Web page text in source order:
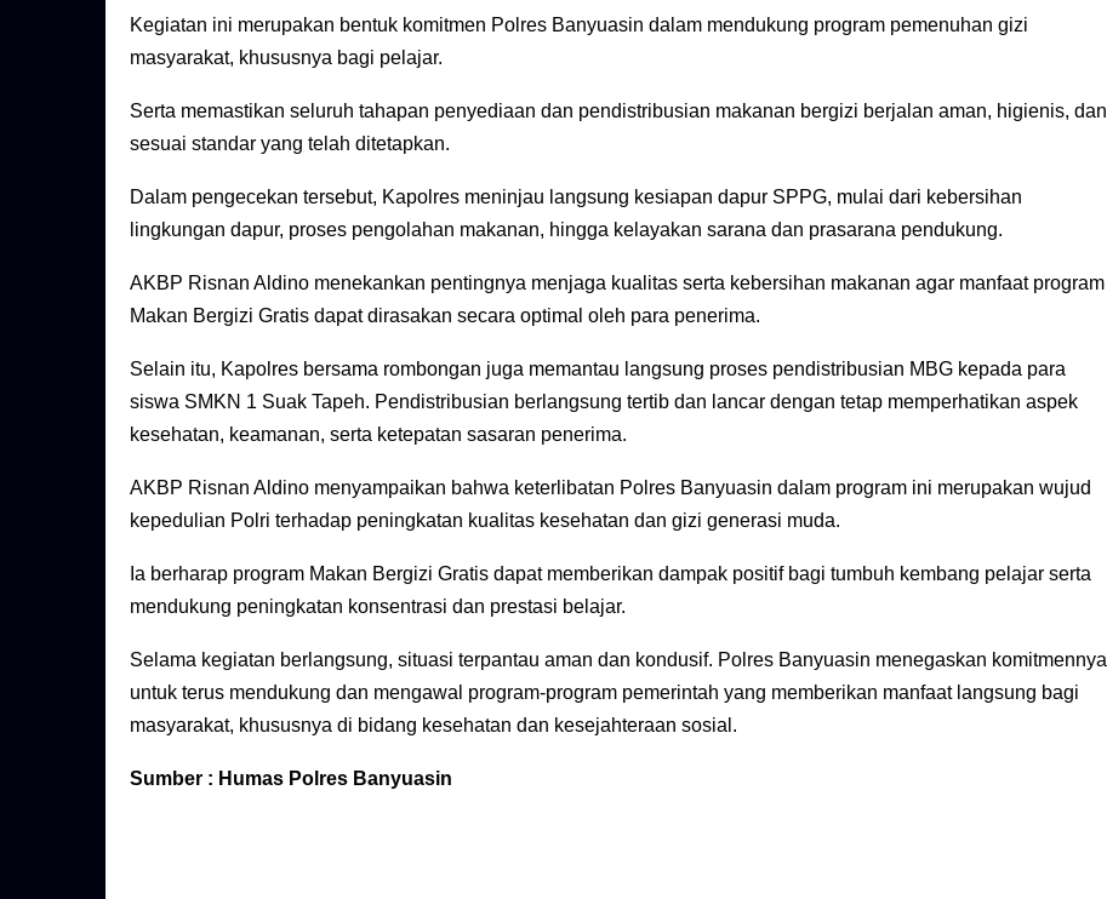
Kegiatan ini merupakan bentuk komitmen Polres Banyuasin dalam mendukung program pemenuhan gizi
masyarakat, khususnya bagi pelajar.
Serta memastikan seluruh tahapan penyediaan dan pendistribusian makanan bergizi berjalan aman, higienis, dan
sesuai standar yang telah ditetapkan.
Dalam pengecekan tersebut, Kapolres meninjau langsung kesiapan dapur SPPG, mulai dari kebersihan
lingkungan dapur, proses pengolahan makanan, hingga kelayakan sarana dan prasarana pendukung.
AKBP Risnan Aldino menekankan pentingnya menjaga kualitas serta kebersihan makanan agar manfaat program
Makan Bergizi Gratis dapat dirasakan secara optimal oleh para penerima.
Selain itu, Kapolres bersama rombongan juga memantau langsung proses pendistribusian MBG kepada para
siswa SMKN 1 Suak Tapeh. Pendistribusian berlangsung tertib dan lancar dengan tetap memperhatikan aspek
kesehatan, keamanan, serta ketepatan sasaran penerima.
AKBP Risnan Aldino menyampaikan bahwa keterlibatan Polres Banyuasin dalam program ini merupakan wujud
kepedulian Polri terhadap peningkatan kualitas kesehatan dan gizi generasi muda.
Ia berharap program Makan Bergizi Gratis dapat memberikan dampak positif bagi tumbuh kembang pelajar serta
mendukung peningkatan konsentrasi dan prestasi belajar.
Selama kegiatan berlangsung, situasi terpantau aman dan kondusif. Polres Banyuasin menegaskan komitmennya
untuk terus mendukung dan mengawal program-program pemerintah yang memberikan manfaat langsung bagi
masyarakat, khususnya di bidang kesehatan dan kesejahteraan sosial.
Sumber : Humas Polres Banyuasin